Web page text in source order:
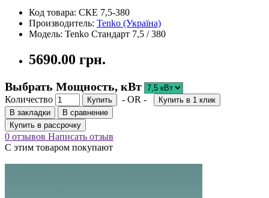
Код товара: СКЕ 7,5-380
Производитель: Tenko (Україна)
Модель: Tenko Стандарт 7,5 / 380
5690.00 грн.
Выбрать Мощность, кВт
Количество Купить - OR -
Купить в 1 клик
В закладки
В сравнение
Купить в рассрочку
0 отзывов Написать отзыв
С этим товаром покупают